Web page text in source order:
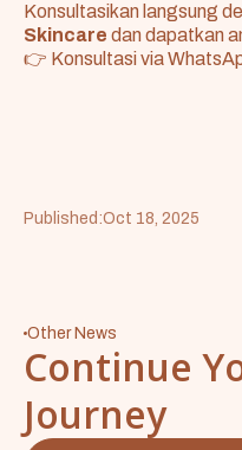
Konsultasikan langsung
Skincare dan dapatkan
👉 Konsultasi via
Published:Oct 18, 2025
Other News
Continue
Journey